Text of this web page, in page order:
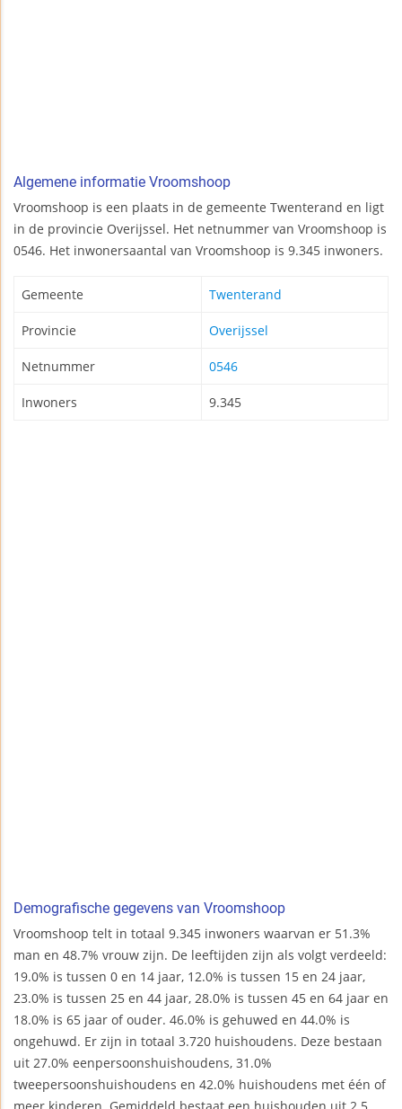
Algemene informatie Vroomshoop
Vroomshoop is een plaats in de gemeente Twenterand en ligt
in de provincie Overijssel. Het netnummer van Vroomshoop is
0546. Het inwonersaantal van Vroomshoop is 9.345 inwoners.
Gemeente Twenterand
Provincie Overijssel
Netnummer 0546
Inwoners 9.345
Demografische gegevens van Vroomshoop
Vroomshoop telt in totaal 9.345 inwoners waarvan er 51.3%
man en 48.7% vrouw zijn. De leeftijden zijn als volgt verdeeld:
19.0% is tussen 0 en 14 jaar, 12.0% is tussen 15 en 24 jaar,
23.0% is tussen 25 en 44 jaar, 28.0% is tussen 45 en 64 jaar en
18.0% is 65 jaar of ouder. 46.0% is gehuwed en 44.0% is
ongehuwd. Er zijn in totaal 3.720 huishoudens. Deze bestaan
uit 27.0% eenpersoonshuishoudens, 31.0%
tweepersoonshuishoudens en 42.0% huishoudens met één of